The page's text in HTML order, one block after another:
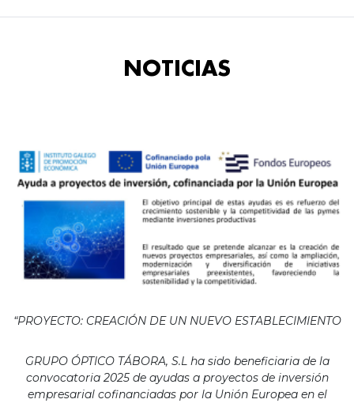
NOTICIAS
“PROYECTO: CREACIÓN DE UN NUEVO ESTABLECIMIENTO
GRUPO ÓPTICO TÁBORA, S.L ha sido beneficiaria de la
convocatoria 2025 de ayudas a proyectos de inversión
empresarial cofinanciadas por la Unión Europea en el